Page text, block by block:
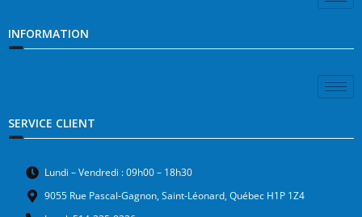
INFORMATION
SERVICE CLIENT
Lundi – Vendredi : 09h00 – 18h30
9055 Rue Pascal-Gagnon, Saint-Léonard, Québec H1P 1Z4